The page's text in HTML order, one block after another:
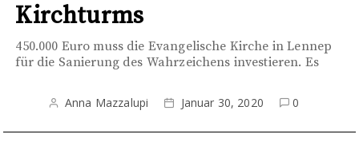
Kirchturms
450.000 Euro muss die Evangelische Kirche in Lennep
für die Sanierung des Wahrzeichens investieren. Es
Anna Mazzalupi Januar 30, 2020 0